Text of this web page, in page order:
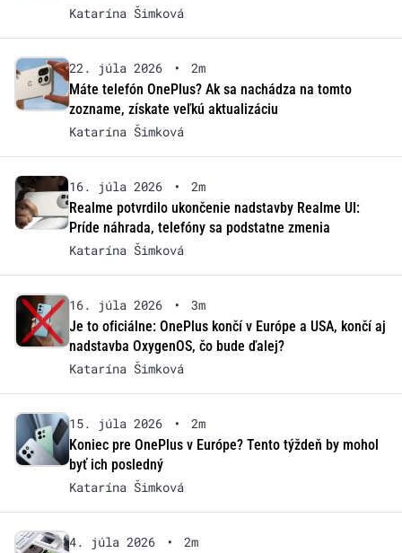
Katarína Šimková
22. júla 2026 •
2m
Máte telefón OnePlus? Ak sa nachádza na tomto
zozname, získate veľkú aktualizáciu
Katarína Šimková
16. júla 2026 •
2m
Realme potvrdilo ukončenie nadstavby Realme UI:
Príde náhrada, telefóny sa podstatne zmenia
Katarína Šimková
16. júla 2026 •
3m
Je to oficiálne: OnePlus končí v Európe a USA, končí aj
nadstavba OxygenOS, čo bude ďalej?
Katarína Šimková
15. júla 2026 •
2m
Koniec pre OnePlus v Európe? Tento týždeň by mohol
byť ich posledný
Katarína Šimková
4. júla 2026 •
2m